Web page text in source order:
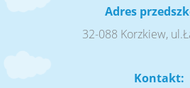
Adres
32-088 Korzkiew,
Kontakt: